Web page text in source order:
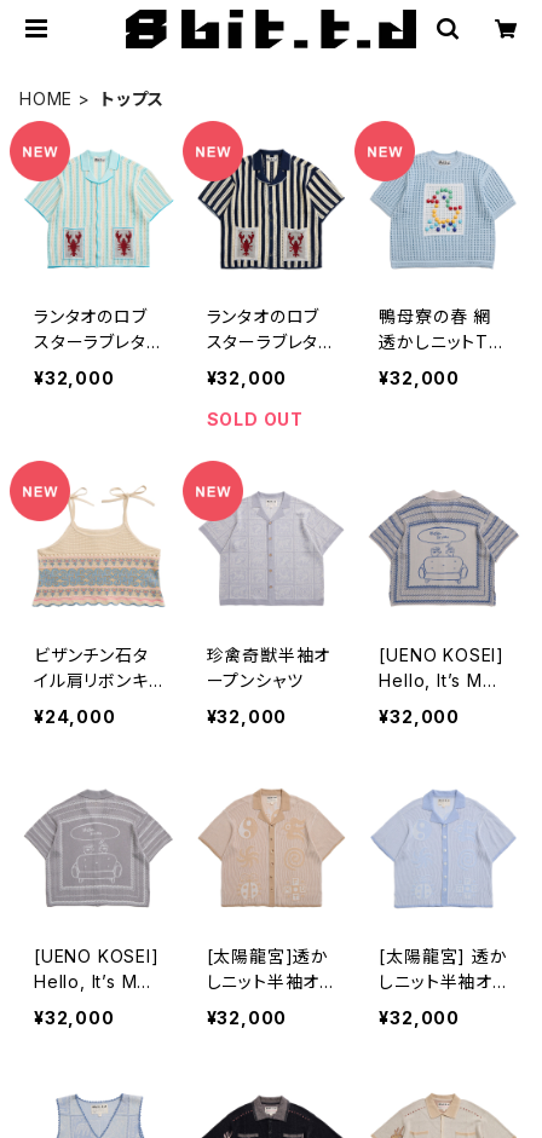
HOME トップス
ランタオのロブ
スターラブレタ
ー 半袖オープン
シャツ 水色
¥32,000
ランタオのロブ
スターラブレタ
ー 半袖オープン
シャツ ネイビー
¥32,000
SOLD OUT
鴨母寮の春 網
透かしニットTシ
ャツ 水色
¥32,000
ビザンチン石タ
イル肩リボンキャ
ミソールベスト
¥24,000
珍禽奇獣半袖オ
ープンシャツ
¥32,000
[UENO KOSEI]
Hello, It’s Me.
バンダナ柄ニット
メッシュ半袖シャ
¥32,000
[UENO KOSEI]
Hello, It’s Me.
バンダナ柄ニット
メッシュ半袖シャ
¥32,000
[太陽龍宮]透か
しニット半袖オ
ープンシャツ 遺
跡色
¥32,000
[太陽龍宮] 透か
しニット半袖オ
ープンシャツ 空
¥32,000